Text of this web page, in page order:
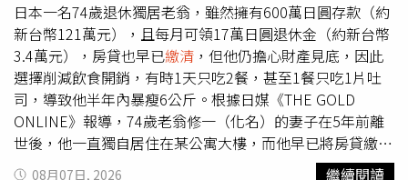
日本一名74歲退休獨居老翁，雖然擁有600萬日圓存款（約
新台幣121萬元），且每月可領17萬日圓退休金（約新台幣
3.4萬元），房貸也早已繳清 ，但他仍擔心財產見底，因此
選擇削減飲食開銷，有時1天只吃2餐，甚至1餐只吃1片吐
司，導致他半年內暴瘦6公斤。根據日媒《THE GOLD
ONLINE》報導，74歲老翁修一（化名）的妻子在5年前離
世後，他一直獨自居住在某公寓大樓，而他早已將房貸繳
完，目前每個月還可領17萬日圓退休金。46歲的女兒香織
08月07日, 2026 繼續閱讀